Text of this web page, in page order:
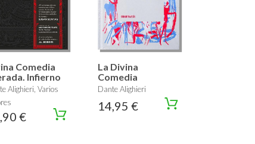
Comedia
Infierno
Alighieri, Varios
€
La Divina
Comedia
Dante Alighieri
14,95 €